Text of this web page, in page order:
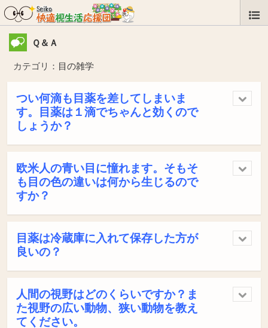
Ｑ＆Ａ
カテゴリ： 目の雑学
つい何滴も目薬を差してしまいま
す。目薬は１滴でちゃんと効くので
しょうか？
欧米人の青い目に憧れます。そもそ
も目の色の違いは何から生じるので
すか？
目薬は冷蔵庫に入れて保存した方が
良いの？
人間の視野はどのくらいですか？ま
た視野の広い動物、狭い動物を教え
てください。